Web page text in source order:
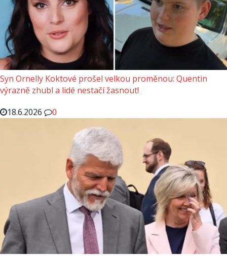
Syn Ornelly Koktové prošel velkou proměnou: Quentin
výrazně zhubl a lidé nestačí žasnout!
18.6.2026
0